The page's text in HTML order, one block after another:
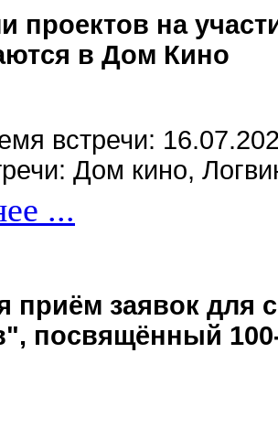
проектов на
в Дом Кино
встречи:
Дом кино,
...
приём заявок для
посвящённый